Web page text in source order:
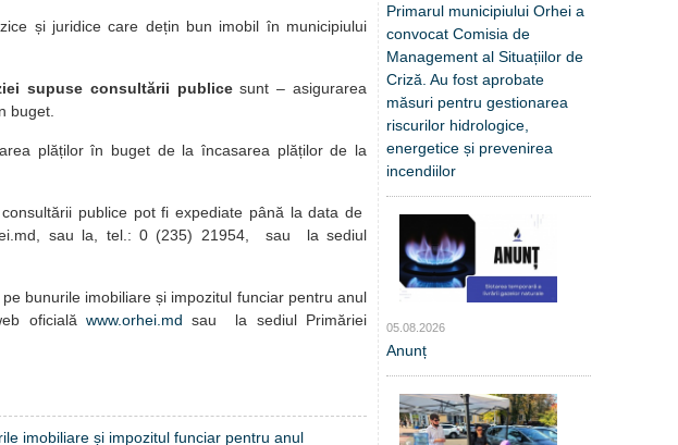
și juridice care dețin bun imobil în municipiului
supuse consultării publicesunt – asigurarea
buget.
plăților în buget de la încasarea plăților de la
publice pot fi expediate până la data de
sau la, tel.: 0 (235) 21954, sau la sediul
bunurile imobiliare și impozitul funciar pentru anul
oficială www.orhei.md sau la sediul Primăriei
imobiliare și impozitul funciar pentru anul
Primarul municipiului Orhei a
convocat Comisia de
Management al Situațiilor de
Criză. Au fost aprobate
măsuri pentru gestionarea
riscurilor hidrologice,
energetice și prevenirea
incendiilor
05.08.2026
Anunț